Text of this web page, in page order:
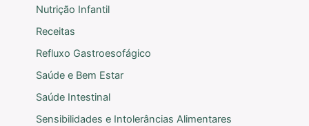
Nutrição Infantil
Receitas
Refluxo Gastroesofágico
Saúde e Bem Estar
Saúde Intestinal
Sensibilidades e Intolerâncias Alimentares